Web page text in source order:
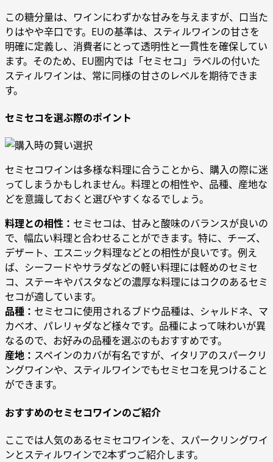
この糖分量は、ワインにわずかな甘みを与えますが、口当た
りはやや辛口です。EUの基準は、スティルワインの甘さを
明確に定義し、消費者にとって透明性と一貫性を確保してい
ます。そのため、EU圏内では「セミセコ」ラベルの付いた
スティルワインは、常に同様の甘さのレベルを期待できま
す。
セミセコを選ぶ際のポイント
セミセコワインは多様な料理に合うことから、購入の際に迷
ってしまうかもしれません。料理との相性や、品種、産地な
どを意識しておくと選びやすくなるでしょう。
料理との相性： セミセコは、甘みと酸味のバランスが良いの
で、幅広い料理と合わせることができます。特に、チーズ、
デザート、エスニック料理などとの相性が良いです。例え
ば、シーフードやサラダなどの軽い料理には軽めのセミセ
コ、ステーキやパスタなどの濃厚な料理にはコクのあるセミ
セコが適しています。
品種： セミセコに使用されるブドウ品種は、シャルドネ、マ
カベオ、パレリャダなど様々です。品種によって味わいが異
なるので、お好みの品種を選ぶのもおすすめです。
産地： スペインのカバが有名ですが、イタリアのスパークリ
ングワインや、スティルワインでもセミセコを見つけること
ができます。
おすすめのセミセコワインのご紹介
ここでは人気のあるセミセコワインを、スパークリングワイ
ンとスティルワインで2本ずつご紹介します。